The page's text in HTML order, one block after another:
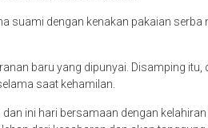
suami dengan kenakan pakaian serba
baru yang dipunyai. Disamping itu,
saat kehamilan.
ini hari bersamaan dengan